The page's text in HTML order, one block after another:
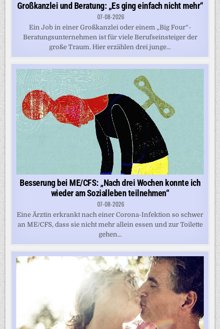
Großkanzlei und Beratung: „Es ging einfach nicht mehr“
07-08-2026
Ein Job in einer Großkanzlei oder einem „Big Four“-
Beratungsunternehmen ist für viele Berufseinsteiger der
große Traum. Hier erzählen drei junge...
Besserung bei ME/CFS: „Nach drei Wochen konnte ich
wieder am Sozialleben teilnehmen“
07-08-2026
Eine Ärztin erkrankt nach einer Corona-Infektion so schwer
an ME/CFS, dass sie nicht mehr allein essen und zur Toilette
gehen...